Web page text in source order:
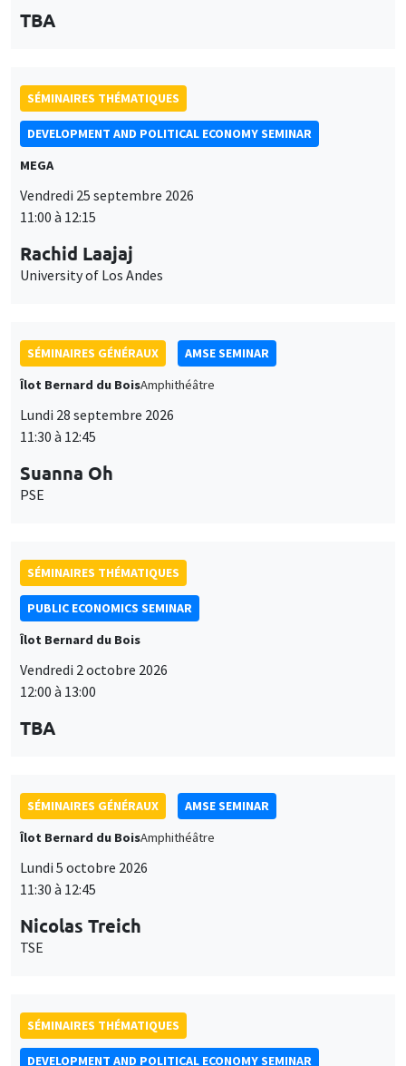
TBA
SÉMINAIRES THÉMATIQUES
DEVELOPMENT AND POLITICAL ECONOMY SEMINAR
MEGA
Vendredi 25 septembre 2026
11:00 à 12:15
Rachid Laajaj
University of Los Andes
SÉMINAIRES GÉNÉRAUX
AMSE SEMINAR
Îlot Bernard du BoisAmphithéâtre
Lundi 28 septembre 2026
11:30 à 12:45
Suanna Oh
PSE
SÉMINAIRES THÉMATIQUES
PUBLIC ECONOMICS SEMINAR
Îlot Bernard du Bois
Vendredi 2 octobre 2026
12:00 à 13:00
TBA
SÉMINAIRES GÉNÉRAUX
AMSE SEMINAR
Îlot Bernard du BoisAmphithéâtre
Lundi 5 octobre 2026
11:30 à 12:45
Nicolas Treich
TSE
SÉMINAIRES THÉMATIQUES
DEVELOPMENT AND POLITICAL ECONOMY SEMINAR